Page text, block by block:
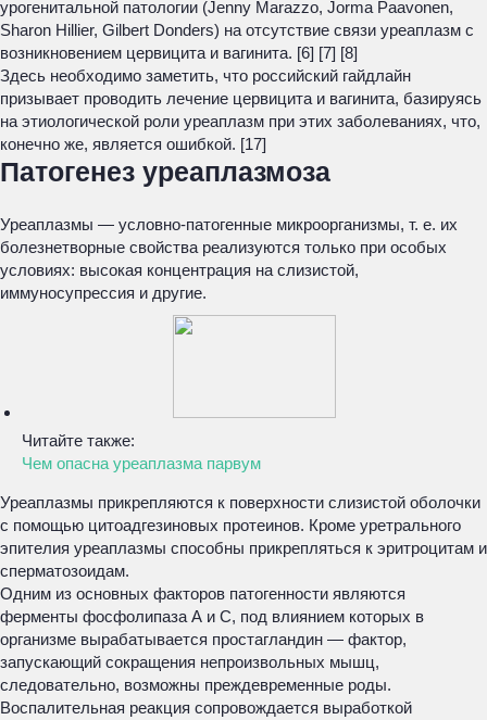
урогенитальной патологии (Jenny Marazzo, Jorma Paavonen,
Sharon Hillier, Gilbert Donders) на отсутствие связи уреаплазм с
возникновением цервицита и вагинита. [6] [7] [8]
Здесь необходимо заметить, что российский гайдлайн
призывает проводить лечение цервицита и вагинита, базируясь
на этиологической роли уреаплазм при этих заболеваниях, что,
конечно же, является ошибкой. [17]
Патогенез уреаплазмоза
Уреаплазмы — условно-патогенные микроорганизмы, т. е. их
болезнетворные свойства реализуются только при особых
условиях: высокая концентрация на слизистой,
иммуносупрессия и другие.
Читайте также:
Чем опасна уреаплазма парвум
Уреаплазмы прикрепляются к поверхности слизистой оболочки
с помощью цитоадгезиновых протеинов. Кроме уретрального
эпителия уреаплазмы способны прикрепляться к эритроцитам и
сперматозоидам.
Одним из основных факторов патогенности являются
ферменты фосфолипаза А и С, под влиянием которых в
организме вырабатывается простагландин — фактор,
запускающий сокращения непроизвольных мышц,
следовательно, возможны преждевременные роды.
Воспалительная реакция сопровождается выработкой